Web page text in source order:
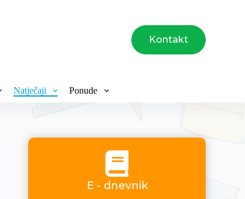
Kontakt
Natječaji Ponude
E - dnevnik